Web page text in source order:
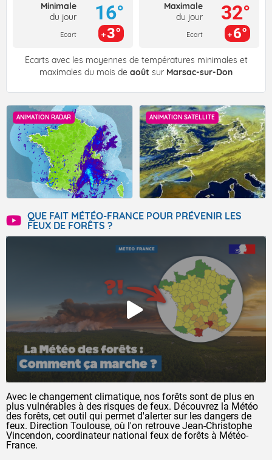
Minimale
du jour
Ecart
16°
3°
Maximale
du jour
Ecart
32°
6°
Écarts avec les moyennes de températures minimales et
maximales du mois de août sur Marsac-sur-Don
ANIMATION RADAR ANIMATION SATELLITE
QUE FAIT MÉTÉO-FRANCE POUR PRÉVENIR LES
FEUX DE FORÊTS ?
Avec le changement climatique, nos forêts sont de plus en
plus vulnérables à des risques de feux. Découvrez la Météo
des forêts, cet outil qui permet d'alerter sur les dangers de
feux. Direction Toulouse, où l'on retrouve Jean-Christophe
Vincendon, coordinateur national feux de forêts à Météo-
France.